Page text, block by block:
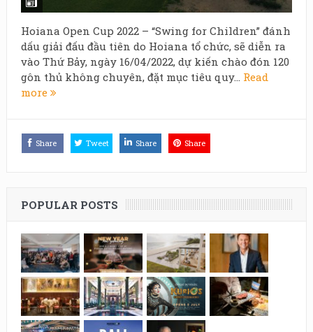
Hoiana Open Cup 2022 – “Swing for Children” đánh
dấu giải đấu đầu tiên do Hoiana tổ chức, sẽ diễn ra
vào Thứ Bảy, ngày 16/04/2022, dự kiến chào đón 120
gôn thủ không chuyên, đặt mục tiêu quy... Read
more
Share Tweet Share Share
POPULAR POSTS